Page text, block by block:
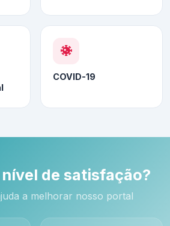
COVID-19
nível de satisfação?
a melhorar nosso portal